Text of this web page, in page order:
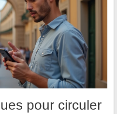
pour circuler